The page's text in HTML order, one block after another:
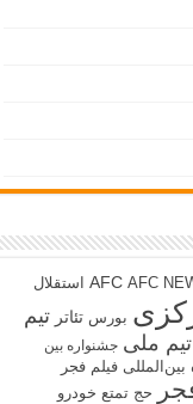
AFC AFC استقلال
بورس تئاتر تیم
تیم ملی جشنواره بین
فیلم فجر
حج تمتع خودرو